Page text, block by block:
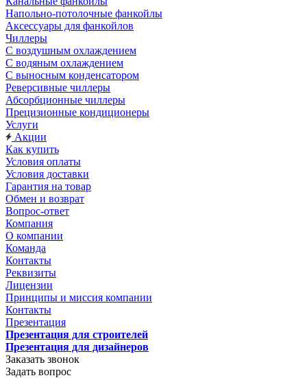
Напольно-потолочные фанкойлы
Аксессуары для фанкойлов
Чиллеры
С воздушным охлаждением
С водяным охлаждением
С выносным конденсатором
Реверсивные чиллеры
Абсорбционные чиллеры
Прецизионные кондиционеры
Услуги
Акции
Как купить
Условия оплаты
Условия доставки
Гарантия на товар
Обмен и возврат
Вопрос-ответ
Компания
О компании
Команда
Контакты
Реквизиты
Лицензии
Принципы и миссия компании
Контакты
Презентация
Презентация для строителей
Презентация для дизайнеров
Заказать звонок
Задать вопрос